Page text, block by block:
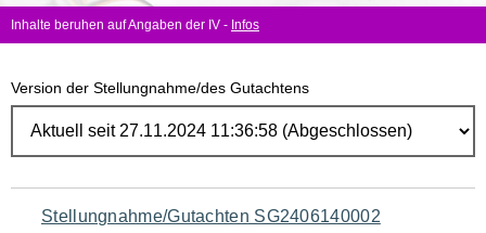
Inhalte beruhen auf Angaben der IV - Infos
Version der Stellungnahme/des Gutachtens
Navigation
Stellungnahme/Gutachten SG2406140002